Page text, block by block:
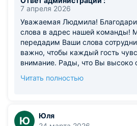
находится рядом с проезжей
было не слышно шум. Спасибо
следующую поездку к вам и
порекомендуем!!!!
Из недостатков: нет ничего
окна, но это не вина отеля, идёт
7 апреля 2026
Уважаемая Людмила!
слова в адрес нашей команды!
передадим Ваши слова
важно, чтобы каждый гость
внимание. Рады, что Вы высоко
отеля. Будем рады видеть Вас
Читать полностью
Ю
Юля